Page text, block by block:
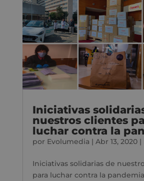
Iniciativas
nuestros clientes
luchar contra la
por Evolumedia | Abr 13, 2020|
Iniciativas solidarias de
para luchar contra la pandemia